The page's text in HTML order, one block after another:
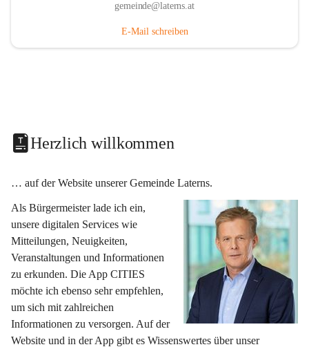
gemeinde@laterns.at
E-Mail schreiben
Herzlich willkommen
… auf der Website unserer Gemeinde Laterns.
Als Bürgermeister lade ich ein,
unsere digitalen Services wie
Mitteilungen, Neuigkeiten,
Veranstaltungen und Informationen
zu erkunden. Die App CITIES
möchte ich ebenso sehr empfehlen,
um sich mit zahlreichen
Informationen zu versorgen. Auf der
Website und in der App gibt es Wissenswertes über unser